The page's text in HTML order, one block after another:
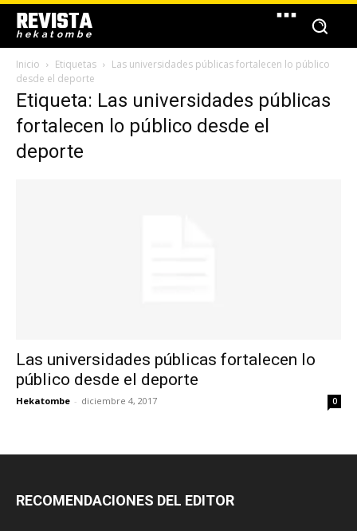
REVISTA
hekatombe
Inicio Etiquetas
Las universidades públicas fortalecen lo público
desde el deporte
Etiqueta: Las universidades públicas
fortalecen lo público desde el
deporte
Las universidades públicas fortalecen lo
público desde el deporte
Hekatombe - diciembre 4, 2017 0
RECOMENDACIONES DEL EDITOR